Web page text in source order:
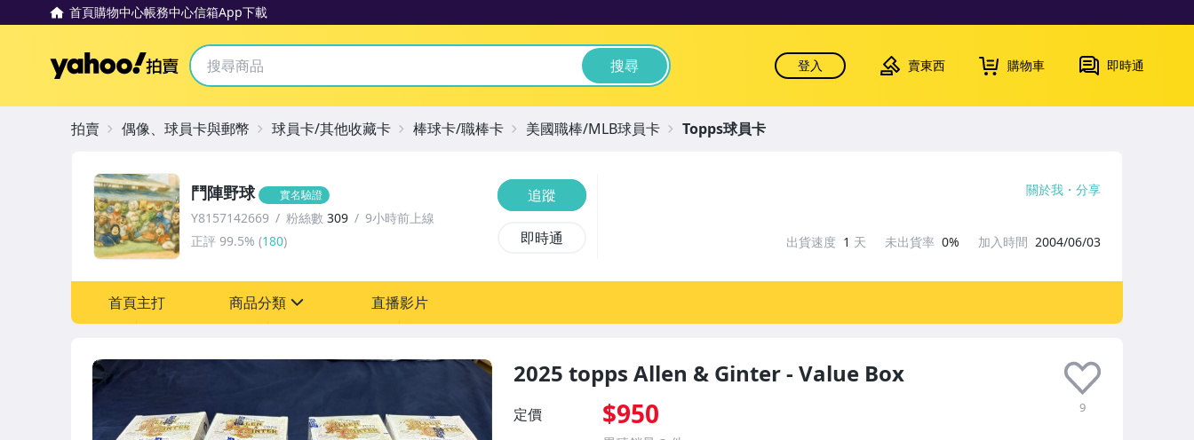
首頁購物中心帳務中心信箱App下載
Yahoo拍賣 搜尋 登入 賣東西 購物車 即時通
2025 topps Allen & Ginter - Value Box
9
定價 $950
鬥陣野球 實名驗證
Y8157142669 粉絲數 309
9小時前上線
正評 99.5% (180)
追蹤
即時通
關於我 分享
出貨速度 1 天 未出貨率 0% 加入時間 2004/06/03
首頁主打 商品分類 直播影片
拍賣 偶像、球員卡與郵幣 球員卡/其他收藏卡 棒球卡/職棒卡 美國職棒/MLB球員卡 Topps球員卡